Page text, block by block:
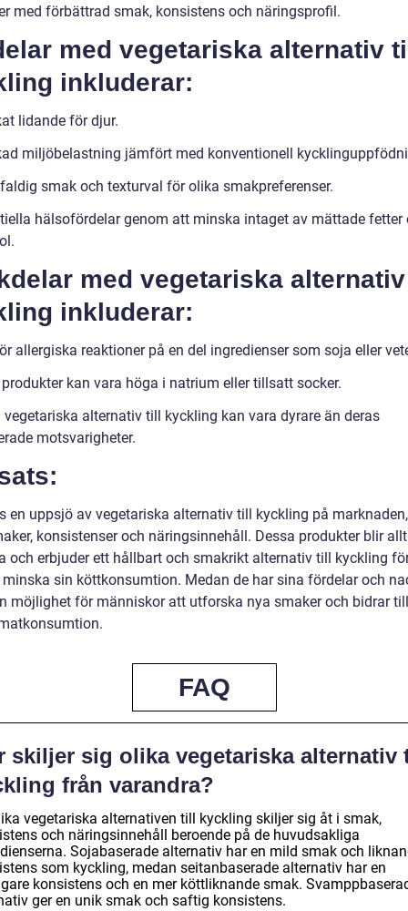
med förbättrad smak, konsistens och näringsprofil.
med vegetariska alternativ
inkluderar:
lidande för djur.
miljöbelastning jämfört med konventionell
smak och texturval för olika smakpreferenser.
hälsofördelar genom att minska intaget av mättade fetter
med vegetariska
inkluderar:
allergiska reaktioner på en del ingredienser som soja eller
kan vara höga i natrium eller tillsatt socker.
alternativ till kyckling kan vara dyrare än deras
motsvarigheter.
en uppsjö av vegetariska alternativ till kyckling på
konsistenser och näringsinnehåll. Dessa produkter blir
och erbjuder ett hållbart och smakrikt alternativ till kyckling
sin köttkonsumtion. Medan de har sina fördelar och
möjlighet för människor att utforska nya smaker och bidrar
FAQ
skiljer sig olika vegetariska alternativ
från varandra?
vegetariska alternativen till kyckling skiljer sig åt i smak,
och näringsinnehåll beroende på de huvudsakliga
Sojabaserade alternativ har en mild smak och
som kyckling, medan seitanbaserade alternativ har en
konsistens och en mer köttliknande smak.
ger en unik smak och saftig konsistens.